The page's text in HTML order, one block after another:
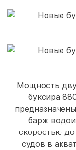
Мощность
буксира
барж
скоростью до
судов в